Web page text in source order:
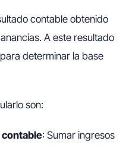
contable obtenido
A este resultado
determinar la base
son:
contable: Sumar ingresos